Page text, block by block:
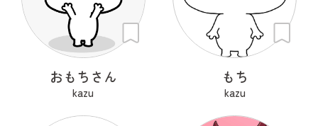
おもちさん
kazu
もち
kazu